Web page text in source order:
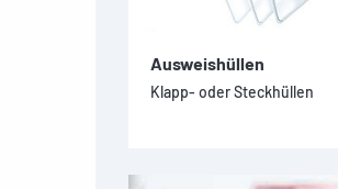
Ausweishüllen
Klapp- oder Steckhüllen